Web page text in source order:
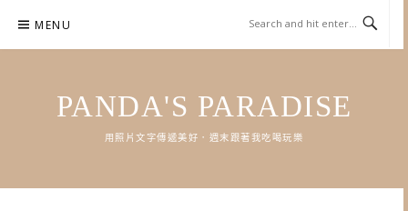
content
MENU
PANDA'S PARADISE
用照片文字傳遞美好．週末跟著我吃喝玩樂